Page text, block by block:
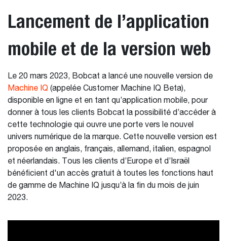
Lancement de l’application
mobile et de la version web
Le 20 mars 2023, Bobcat a lancé une nouvelle version de
Machine IQ (appelée Customer Machine IQ Beta),
disponible en ligne et en tant qu’application mobile, pour
donner à tous les clients Bobcat la possibilité d’accéder à
cette technologie qui ouvre une porte vers le nouvel
univers numérique de la marque. Cette nouvelle version est
proposée en anglais, français, allemand, italien, espagnol
et néerlandais. Tous les clients d’Europe et d’Israël
bénéficient d'un accès gratuit à toutes les fonctions haut
de gamme de Machine IQ jusqu’à la fin du mois de juin
2023.